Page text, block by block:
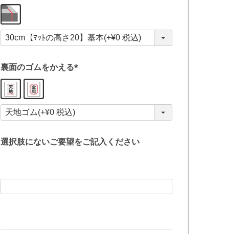
須
裏面のゴムをかえる
須
)
選択肢にないご要望をご記入ください